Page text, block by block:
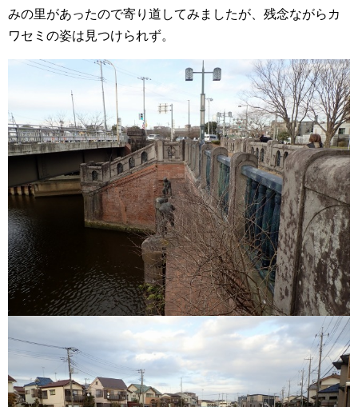
みの里があったので寄り道してみましたが、残念ながらカ
ワセミの姿は見つけられず。